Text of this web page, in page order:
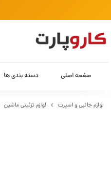
صفحه اصلی دسته بندی ها
لوازم جانبی و اسپرت لوازم تزئینی ماشین